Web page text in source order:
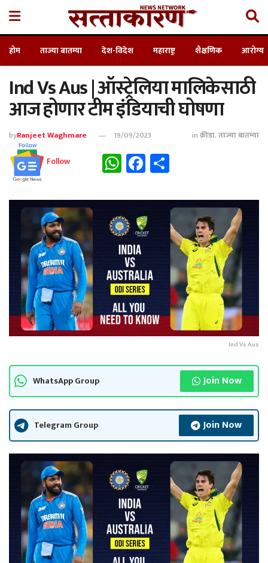
होम ताज्या बातम्या देश-विदेश महाराष्ट्र शैक्षणिक आरोग्य
Ind Vs Aus | ऑस्ट्रेलिया मालिकेसाठी
आज होणार टीम इंडियाची घोषणा
byRanjeet Waghmare 19/09/2023 inक्रीडा,ताज्या बातम्या
Follow WhatsApp
Facebook
Ind Vs Aus
WhatsApp Group Join Now
Telegram Group Join Now